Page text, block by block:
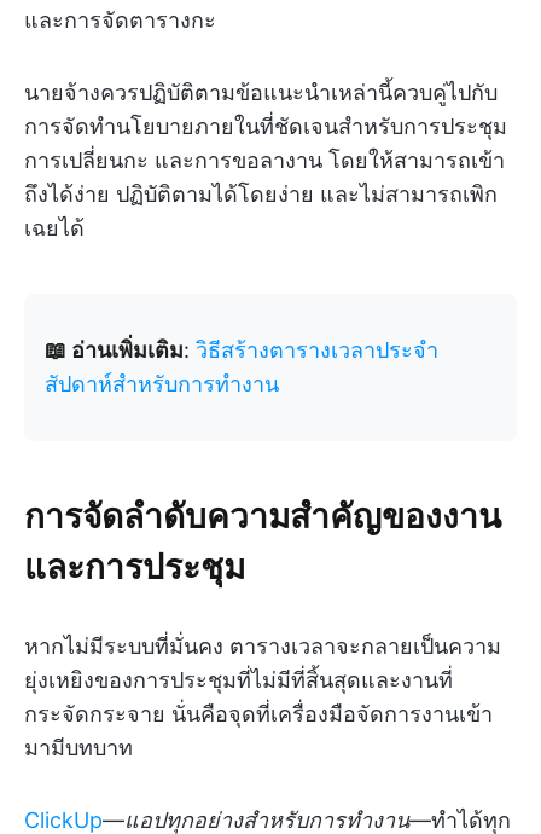
และการจัดตารางกะ
นายจ้างควรปฏิบัติตามข้อแนะนำเหล่านี้ควบคู่ไปกับ
การจัดทำนโยบายภายในที่ชัดเจนสำหรับการประชุม
การเปลี่ยนกะ และการขอลางาน โดยให้สามารถเข้า
ถึงได้ง่าย ปฏิบัติตามได้โดยง่าย และไม่สามารถเพิก
เฉยได้
📖 อ่านเพิ่มเติม: วิธีสร้างตารางเวลาประจำ
สัปดาห์สำหรับการทำงาน
การจัดลำดับความสำคัญของงาน
และการประชุม
หากไม่มีระบบที่มั่นคง ตารางเวลาจะกลายเป็นความ
ยุ่งเหยิงของการประชุมที่ไม่มีที่สิ้นสุดและงานที่
กระจัดกระจาย นั่นคือจุดที่เครื่องมือจัดการงานเข้า
มามีบทบาท
ClickUp—แอปทุกอย่างสำหรับการทำงาน—ทำได้ทุก